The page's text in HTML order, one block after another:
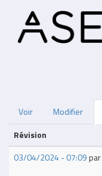
contenu
principal
Primary
tabs
Voir Modifier
Révision
03/04/2024 - 07:09par